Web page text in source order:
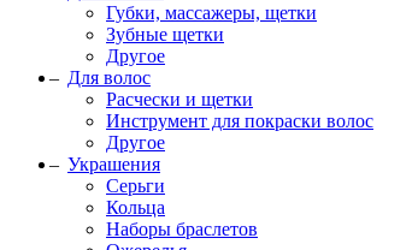
Губки, массажеры, щетки
Зубные щетки
Другое
Для волос
Расчески и щетки
Инструмент для покраски волос
Другое
Украшения
Серьги
Кольца
Наборы браслетов